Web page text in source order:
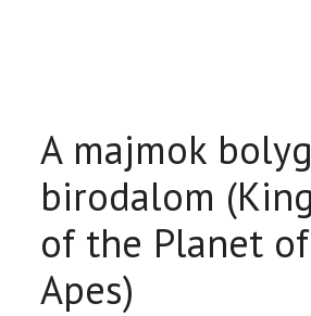
A majmok
birodalom
of the Planet
Apes)